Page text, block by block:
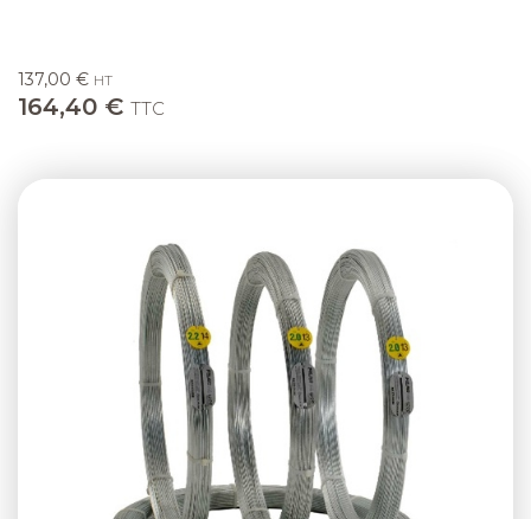
137,00 € HT
164,40 € TTC